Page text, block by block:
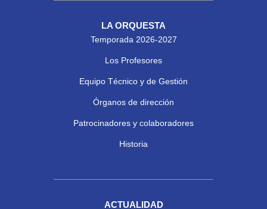
LA ORQUESTA
Temporada 2026-2027
Los Profesores
Equipo Técnico y de Gestión
Órganos de dirección
Patrocinadores y colaboradores
Historia
ACTUALIDAD